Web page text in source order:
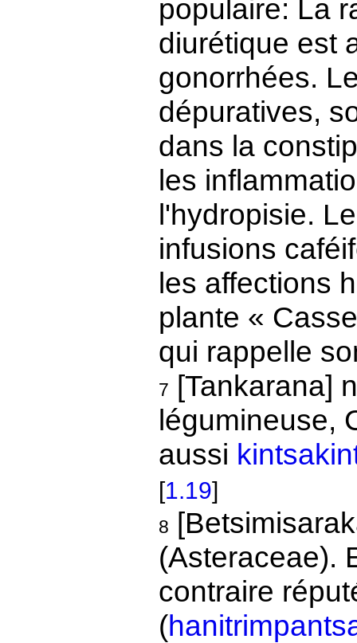
populaire: La
diurétique est
gonorrhées.
dépuratives,
dans la
les
l'hydropisie.
infusions
les affections
plante «
qui rappelle
7 [Tankarana]
légumineuse,
aussi
[1.19]
8
(Asteraceae).
contraire
(